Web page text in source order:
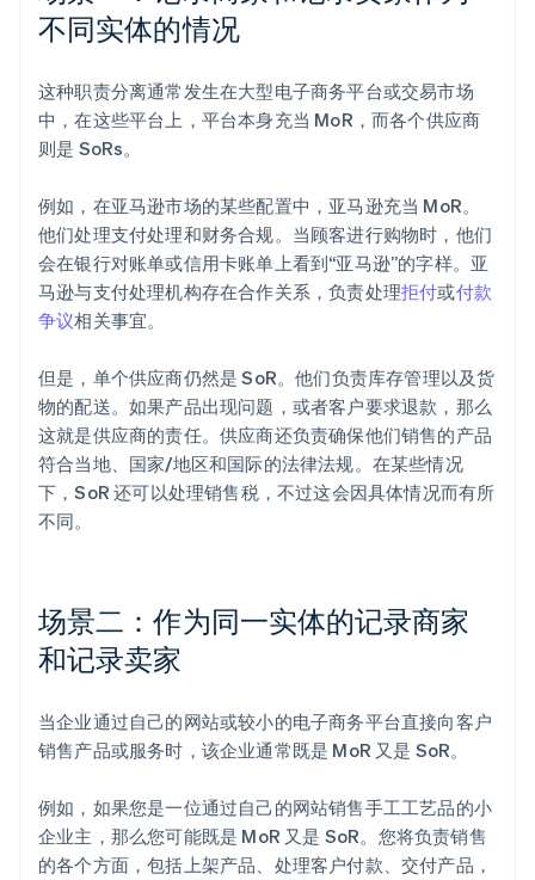
不同实体的情况
这种职责分离通常发生在大型电子商务平台或交易市场
中，在这些平台上，平台本身充当 MoR，而各个供应商
则是 SoRs。
例如，在亚马逊市场的某些配置中，亚马逊充当 MoR。
他们处理支付处理和财务合规。当顾客进行购物时，他们
会在银行对账单或信用卡账单上看到“亚马逊”的字样。亚
马逊与支付处理机构存在合作关系，负责处理拒付或付款
争议相关事宜。
但是，单个供应商仍然是 SoR。他们负责库存管理以及货
物的配送。如果产品出现问题，或者客户要求退款，那么
这就是供应商的责任。供应商还负责确保他们销售的产品
符合当地、国家/地区和国际的法律法规。在某些情况
下，SoR 还可以处理销售税，不过这会因具体情况而有所
不同。
场景二：作为同一实体的记录商家
和记录卖家
当企业通过自己的网站或较小的电子商务平台直接向客户
销售产品或服务时，该企业通常既是 MoR 又是 SoR。
例如，如果您是一位通过自己的网站销售手工工艺品的小
企业主，那么您可能既是 MoR 又是 SoR。您将负责销售
的各个方面，包括上架产品、处理客户付款、交付产品，